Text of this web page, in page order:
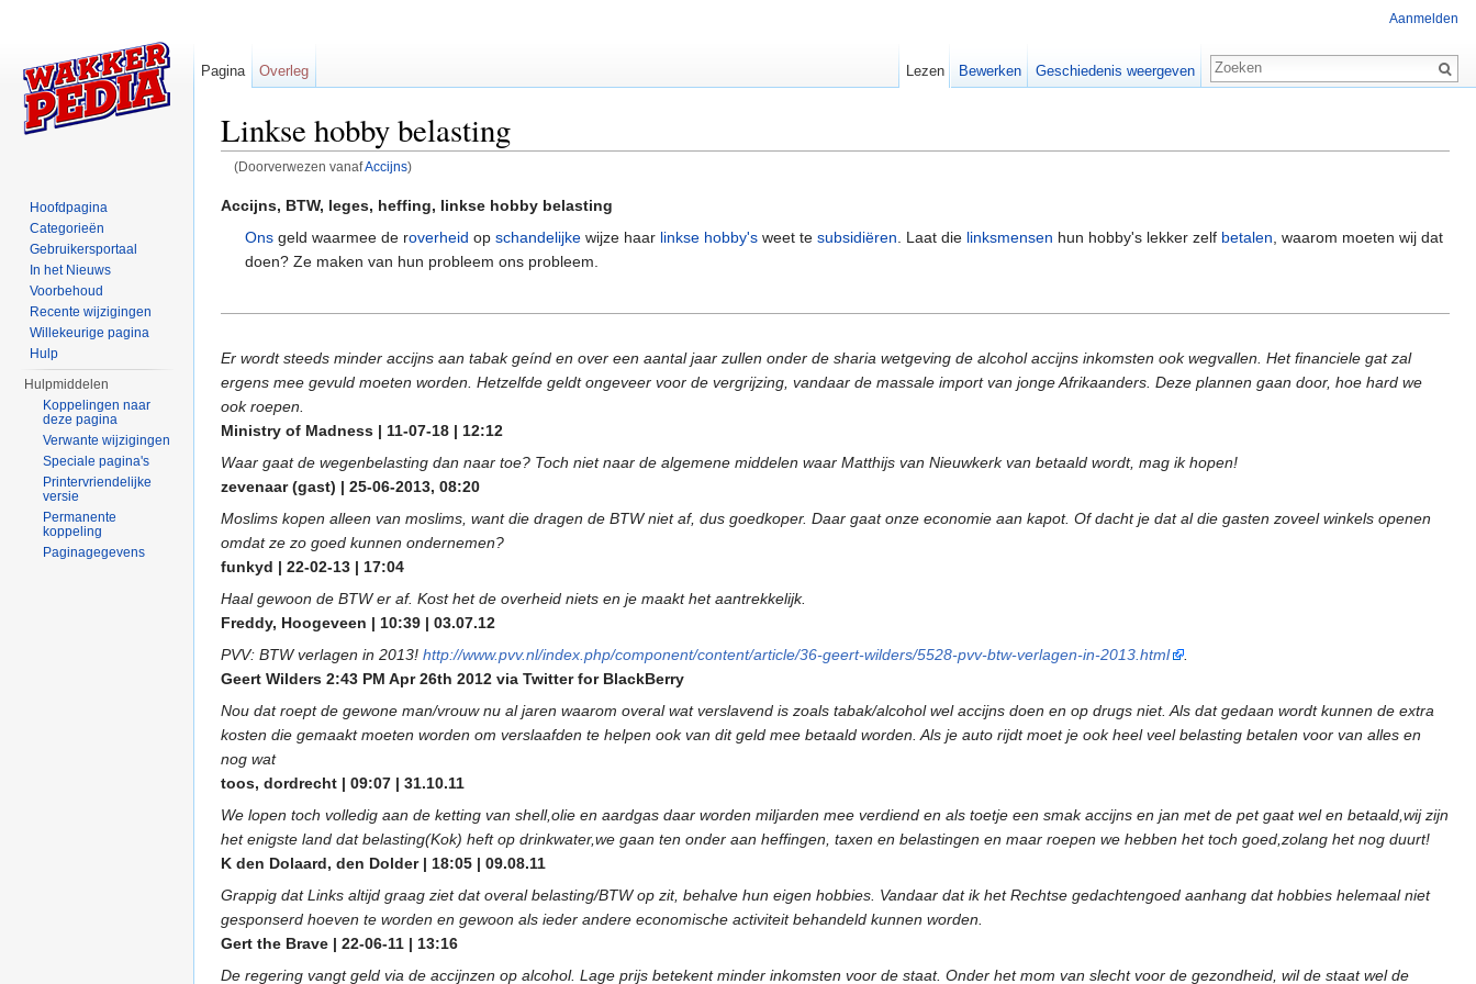
Linkse hobby belasting
(Doorverwezen vanafAccijns)
Accijns, BTW, leges, heffing, linkse hobby belasting
Ons geld waarmee de roverheid opschandelijke wijze haar linkse hobby's weet tesubsidiëren . Laat die linksmensen hun hobby's lekker zelf betalen , waarom moeten wij dat
doen? Ze maken van hun probleem ons probleem.
Er wordt steeds minder accijns aan tabak geínd en over een aantal jaar zullen onder de sharia wetgeving de alcohol accijns inkomsten ook wegvallen. Het financiele gat zal
ergens mee gevuld moeten worden. Hetzelfde geldt ongeveer voor de vergrijzing, vandaar de massale import van jonge Afrikaanders. Deze plannen gaan door, hoe hard we
ook roepen.
Ministry of Madness | 11-07-18 | 12:12
Waar gaat de wegenbelasting dan naar toe? Toch niet naar de algemene middelen waar Matthijs van Nieuwkerk van betaald wordt, mag ik hopen!
zevenaar (gast) | 25-06-2013, 08:20
Moslims kopen alleen van moslims, want die dragen de BTW niet af, dus goedkoper. Daar gaat onze economie aan kapot. Of dacht je dat al die gasten zoveel winkels openen
omdat ze zo goed kunnen ondernemen?
funkyd | 22-02-13 | 17:04
Haal gewoon de BTW er af. Kost het de overheid niets en je maakt het aantrekkelijk.
Freddy, Hoogeveen | 10:39 | 03.07.12
PVV: BTW verlagen in 2013! http://www.pvv.nl/index.php/component/content/article/36-geert-wilders/5528-pvv-btw-verlagen-in-2013.html
Geert Wilders 2:43 PM Apr 26th 2012 via Twitter for BlackBerry
Nou dat roept de gewone man/vrouw nu al jaren waarom overal wat verslavend is zoals tabak/alcohol wel accijns doen en op drugs niet. Als dat gedaan wordt kunnen de extra
kosten die gemaakt moeten worden om verslaafden te helpen ook van dit geld mee betaald worden. Als je auto rijdt moet je ook heel veel belasting betalen voor van alles en
nog wat
toos, dordrecht | 09:07 | 31.10.11
We lopen toch volledig aan de ketting van shell,olie en aardgas daar worden miljarden mee verdiend en als toetje een smak accijns en jan met de pet gaat wel en betaald,wij zijn
het enigste land dat belasting(Kok) heft op drinkwater,we gaan ten onder aan heffingen, taxen en belastingen en maar roepen we hebben het toch goed,zolang het nog duurt!
K den Dolaard, den Dolder | 18:05 | 09.08.11
Grappig dat Links altijd graag ziet dat overal belasting/BTW op zit, behalve hun eigen hobbies. Vandaar dat ik het Rechtse gedachtengoed aanhang dat hobbies helemaal niet
gesponserd hoeven te worden en gewoon als ieder andere economische activiteit behandeld kunnen worden.
Gert the Brave | 22-06-11 | 13:16
De regering vangt geld via de accijnzen op alcohol. Lage prijs betekent minder inkomsten voor de staat. Onder het mom van slecht voor de gezondheid, wil de staat wel de
Aanmelden
Pagina Overleg Lezen Bewerken Geschiedenis weergeven
Hoofdpagina
Categorieën
Gebruikersportaal
In het Nieuws
Voorbehoud
Recente wijzigingen
Willekeurige pagina
Hulp
Hulpmiddelen
Koppelingen naar
deze pagina
Verwante wijzigingen
Speciale pagina's
Printervriendelijke
versie
Permanente
koppeling
Paginagegevens